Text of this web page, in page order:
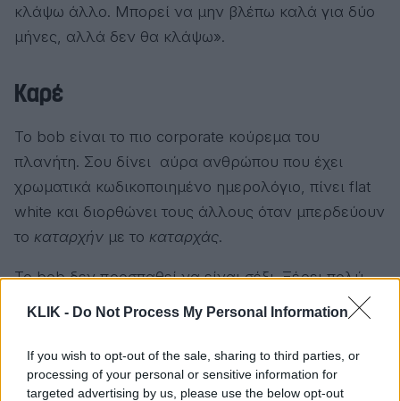
KLIK - Do Not Process My Personal Information
If you wish to opt-out of the sale, sharing to third parties, or
processing of your personal or sensitive information for
targeted advertising by us, please use the below opt-out
κλάψω άλλο. Μπορεί να μην βλέπω καλά για δύο
μήνες, αλλά δεν θα κλάψω».
Καρέ
Το bob είναι το πιο corporate κούρεμα του
πλανήτη. Σου δίνει αύρα ανθρώπου που έχει
χρωματικά κωδικοποιημένο ημερολόγιο, πίνει flat
white και διορθώνει τους άλλους όταν μπερδεύουν
το καταρχήν με το καταρχάς.
Το bob δεν προσπαθεί να είναι σέξι. Ξέρει πολύ
COVER STORY